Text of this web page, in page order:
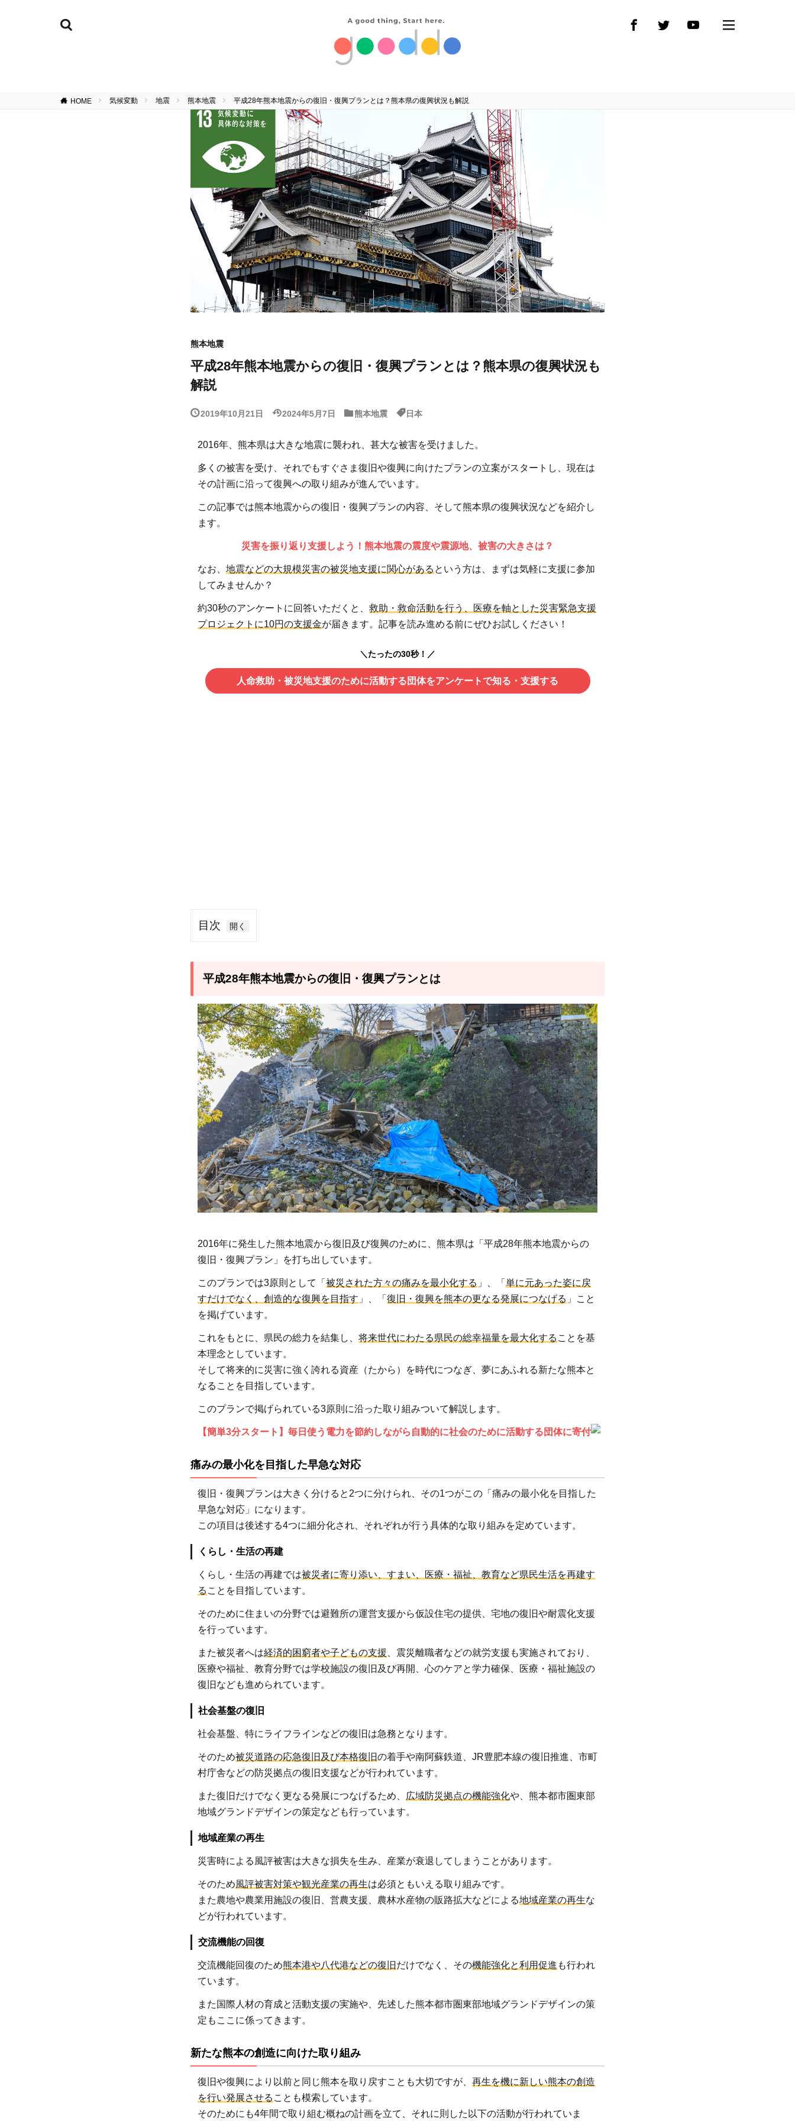
HOME 気候変動 地震 熊本地震 平成28年熊本地震からの復旧・復興プランとは？熊本県の復興状況も解説
熊本地震
平成28年熊本地震からの復旧・復興プランとは？熊本県の復興状況も
解説
2019年10月21日 2024年5月7日 熊本地震 日本
2016年、熊本県は大きな地震に襲われ、甚大な被害を受けました。
多くの被害を受け、それでもすぐさま復旧や復興に向けたプランの立案がスタートし、現在は
その計画に沿って復興への取り組みが進んでいます。
この記事では熊本地震からの復旧・復興プランの内容、そして熊本県の復興状況などを紹介し
ます。
災害を振り返り支援しよう！熊本地震の震度や震源地、被害の大きさは？
なお、 地震などの大規模災害の被災地支援に関心がある という方は、まずは気軽に支援に参加
してみませんか？
約30秒のアンケートに回答いただくと、 救助・救命活動を行う、医療を軸とした災害緊急支援
プロジェクトに10円の支援金が届きます。記事を読み進める前にぜひお試しください！
＼たったの30秒！／
人命救助・被災地支援のために活動する団体をアンケートで知る・支援する
目次
1
28
本地
震か
らの
復
旧・
復興
プラ
ンと
は
1.1
痛み
の最
小化
た早
急な
対応
1.1.1
くら
し・生
活の再
建
1.1.2
盤の復
旧
地域産
業の再
生
1.1.4
交流機
能の回
1.2
新た
な熊
本の
に向
けた
取り
組み
1.2.1
希望に
満ちた
暮らし
の創造
未来へ
つなぐ
創造
1.2.3
次代を
担う力
域産業
1.3
熊本
来像
1.4
今後
の震
災復
平成28年熊本地震からの復旧・復興プランとは
2016年に発生した熊本地震から復旧及び復興のために、熊本県は「平成28年熊本地震からの
復旧・復興プラン」を打ち出しています。
このプランでは3原則として「 被災された方々の痛みを最小化する 」、「 単に元あった姿に戻
すだけでなく、創造的な復興を目指す 」、「 復旧・復興を熊本の更なる発展につなげる 」こと
を掲げています。
これをもとに、県民の総力を結集し、 将来世代にわたる県民の総幸福量を最大化する ことを基
本理念としています。
そして将来的に災害に強く誇れる資産（たから）を時代につなぎ、夢にあふれる新たな熊本と
なることを目指しています。
このプランで掲げられている3原則に沿った取り組みついて解説します。
【簡単3分スタート】毎日使う電力を節約しながら自動的に社会のために活動する団体に寄付
痛みの最小化を目指した早急な対応
復旧・復興プランは大きく分けると2つに分けられ、その1つがこの「痛みの最小化を目指した
早急な対応」になります。
この項目は後述する4つに細分化され、それぞれが行う具体的な取り組みを定めています。
くらし・生活の再建
くらし・生活の再建では被災者に寄り添い、すまい、医療・福祉、教育など県民生活を再建す
る ことを目指しています。
そのために住まいの分野では避難所の運営支援から仮設住宅の提供、宅地の復旧や耐震化支援
を行っています。
また被災者へは経済的困窮者や子どもの支援 、震災離職者などの就労支援も実施されており、
医療や福祉、教育分野では学校施設の復旧及び再開、心のケアと学力確保、医療・福祉施設の
復旧なども進められています。
社会基盤の復旧
社会基盤、特にライフラインなどの復旧は急務となります。
そのため被災道路の応急復旧及び本格復旧の着手や南阿蘇鉄道、JR豊肥本線の復旧推進、市町
村庁舎などの防災拠点の復旧支援などが行われています。
また復旧だけでなく更なる発展につなげるため、 広域防災拠点の機能強化や、熊本都市圏東部
地域グランドデザインの策定なども行っています。
地域産業の再生
災害時による風評被害は大きな損失を生み、産業が衰退してしまうことがあります。
そのため風評被害対策や観光産業の再生は必須ともいえる取り組みです。
また農地や農業用施設の復旧、営農支援、農林水産物の販路拡大などによる地域産業の再生な
どが行われています。
交流機能の回復
交流機能回復のため熊本港や八代港などの復旧 だけでなく、その機能強化と利用促進 も行われ
ています。
また国際人材の育成と活動支援の実施や、先述した熊本都市圏東部地域グランドデザインの策
定もここに係ってきます。
新たな熊本の創造に向けた取り組み
復旧や復興により以前と同じ熊本を取り戻すことも大切ですが、 再生を機に新しい熊本の創造
を行い発展させる ことも模索しています。
そのためにも4年間で取り組む概ねの計画を立て、それに則した以下の活動が行われていま